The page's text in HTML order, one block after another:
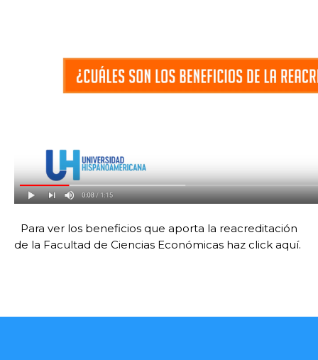
Para ver los beneficios que aporta la reacreditación
de la Facultad de Ciencias Económicas haz click aquí.